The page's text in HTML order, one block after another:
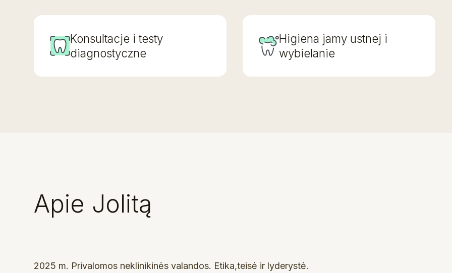
Konsultacje i testy
diagnostyczne
Higiena jamy ustnej i
wybielanie
Apie Jolitą
2025 m. Privalomos neklinikinės valandos. Etika,teisė ir lyderystė.